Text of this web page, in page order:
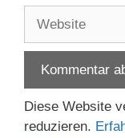
Adresse
Diese Website
reduzieren.